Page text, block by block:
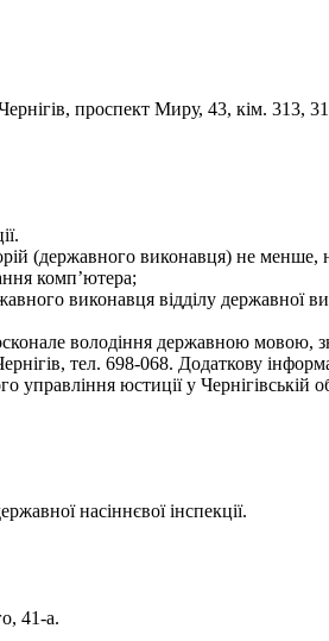
проспект Миру, 43, кім. 313,
(державного виконавця) не менше,
комп’ютера;
виконавця відділу державної
володіння державною мовою,
тел. 698-068. Додаткову
юстиції у Чернігівській
насіннєвої інспекції.
41-а.